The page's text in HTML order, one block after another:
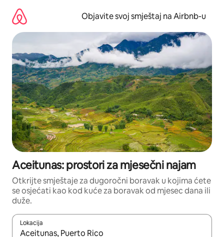
sadržaj
Objavite svoj smještaj na Airbnb-u
Aceitunas: prostori za mjesečni najam
Otkrijte smještaje za dugoročni boravak u kojima ćete
se osjećati kao kod kuće za boravak od mjesec dana ili
duže.
Lokacija
Kad su rezultati dostupni, možete da se krećete kroz njih